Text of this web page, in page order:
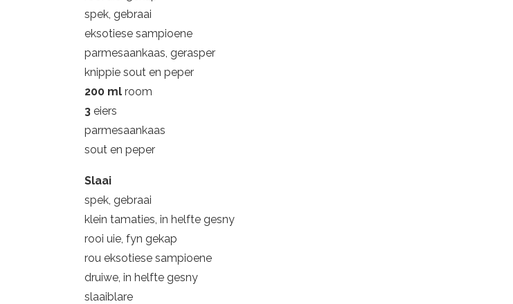
spek, gebraai
eksotiese sampioene
parmesaankaas, gerasper
knippie sout en peper
200 ml room
3 eiers
parmesaankaas
sout en peper
Slaai
spek, gebraai
klein tamaties, in helfte gesny
rooi uie, fyn gekap
rou eksotiese sampioene
druiwe, in helfte gesny
slaaiblare